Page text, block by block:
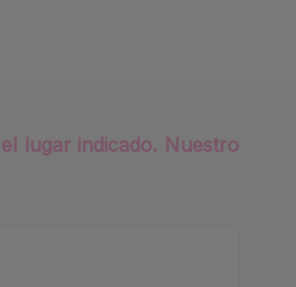
lugar indicado. Nuestro